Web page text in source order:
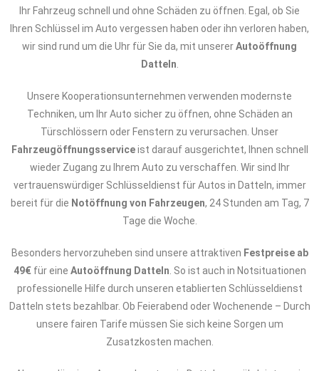
Ihr Fahrzeug schnell und ohne Schäden zu öffnen. Egal, ob Sie
Ihren Schlüssel im Auto vergessen haben oder ihn verloren haben,
wir sind rund um die Uhr für Sie da, mit unsererAutoöffnung
Datteln
Unsere Kooperationsunternehmen verwenden modernste
Techniken, um Ihr Auto sicher zu öffnen, ohne Schäden an
Türschlössern oder Fenstern zu verursachen. Unser
Fahrzeugöffnungsserviceist darauf ausgerichtet, Ihnen schnell
wieder Zugang zu Ihrem Auto zu verschaffen. Wir sind Ihr
vertrauenswürdiger Schlüsseldienst für Autos in Datteln, immer
bereit für die Notöffnung von Fahrzeugen, 24 Stunden am Tag, 7
Tage die Woche.
Besonders hervorzuheben sind unsere attraktiven Festpreise ab
49€für eine Autoöffnung Datteln . So ist auch in Notsituationen
professionelle Hilfe durch unseren etablierten Schlüsseldienst
Datteln stets bezahlbar. Ob Feierabend oder Wochenende – Durch
unsere fairen Tarife müssen Sie sich keine Sorgen um
Zusatzkosten machen.